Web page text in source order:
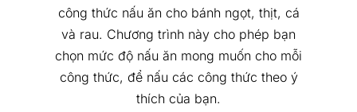
công thức nấu ăn cho bánh ngọt, thịt, cá
và rau. Chương trình này cho phép bạn
chọn mức độ nấu ăn mong muốn cho mỗi
công thức, để nấu các công thức theo ý
thích của bạn.